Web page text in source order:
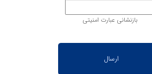
بازنشانی عبارت امنیتی